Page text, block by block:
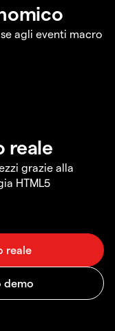
agli eventi macro
reale
grazie alla
HTML5